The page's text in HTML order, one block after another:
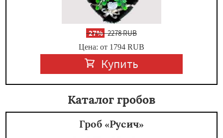
-27%2278 RUB
Цена: от 1794 RUB
Купить
Каталог гробов
Гроб «Русич»